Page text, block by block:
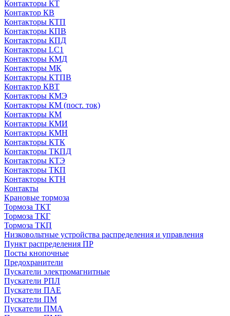
Контакторы КТ
Контактор КВ
Контакторы КТП
Контакторы КПВ
Контакторы КПД
Контакторы LC1
Контакторы КМД
Контакторы МК
Контакторы КТПВ
Контактор КВТ
Контакторы КМЭ
Контакторы КМ (пост. ток)
Контакторы КМ
Контакторы КМИ
Контакторы КМН
Контакторы КТК
Контакторы ТКПД
Контакторы КТЭ
Контакторы ТКП
Контакторы КТН
Контакты
Крановые тормоза
Тормоза ТКТ
Тормоза ТКГ
Тормоза ТКП
Низковольтные устройства распределения и управления
Пункт распределения ПР
Посты кнопочные
Предохранители
Пускатели электромагнитные
Пускатели РПЛ
Пускатели ПАЕ
Пускатели ПМ
Пускатели ПМА